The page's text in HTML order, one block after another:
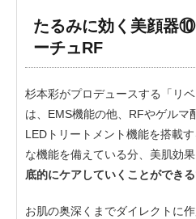
たるみに効く美顔器
ーチュRF
杉本彩がプロデュースする「リ
は、EMS機能の他、RFやゲルマ
LEDトリートメント機能を搭載
な機能を備えている分、美肌効果
底的にケアしていくことができる
お肌の奥深くまでダイレクトに